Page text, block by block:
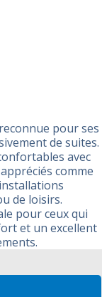
pour ses
de suites.
avec
comme
de loisirs.
pour ceux qui
et un excellent